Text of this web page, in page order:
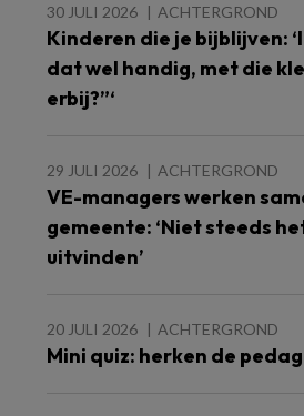
30 JULI 2026 ACHTERGROND
Kinderen die je bijblijven:
dat wel handig, met die
erbij?”‘
29 JULI 2026 ACHTERGROND
VE-managers werken
gemeente: ‘Niet steeds
uitvinden’
20 JULI 2026 ACHTERGROND
Mini quiz: herken de